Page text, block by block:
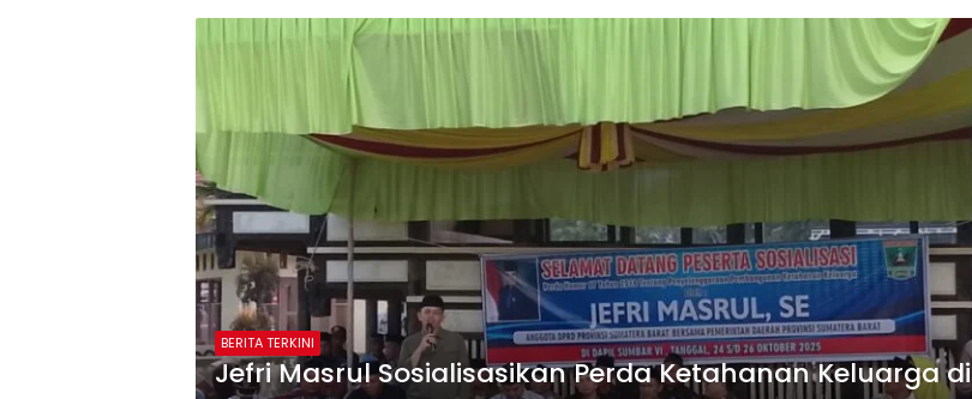
BERITA TERKINI
Jefri Masrul Sosialisasikan Perda Ketahanan Keluarga di